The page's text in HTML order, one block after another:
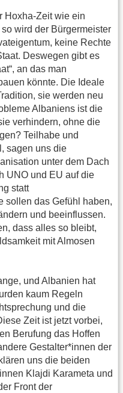
Hoxha-Zeit wie ein
wird der Bürgermeister
keine Rechte
Deswegen gibt es
an das man
könnte. Die Ideale
sie werden neu
Albaniens ist die
verhindern, ohne die
Teilhabe und
sagen uns die
unter dem Dach
UNO und EU auf die
statt
sollen das Gefühl haben,
und beeinflussen.
dass alles so bleibt,
mit Almosen
und Albanien hat
kaum Regeln
und die
Zeit ist jetzt vorbei,
Berufung das Hoffen
Gestalter*innen der
uns die beiden
Klajdi Karameta und
Front der